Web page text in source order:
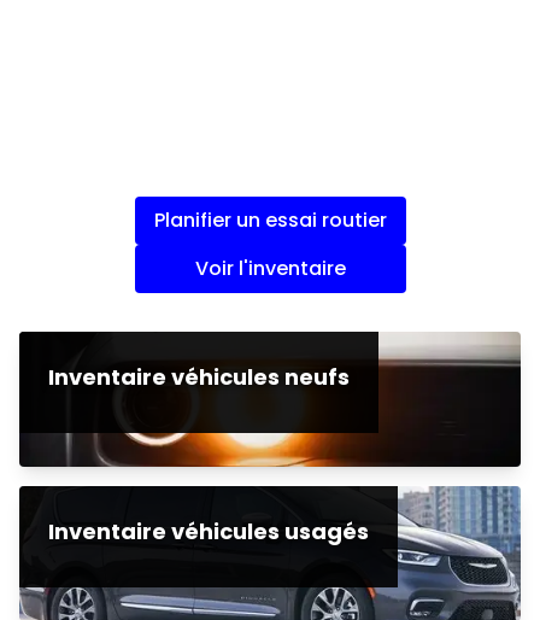
Planifier un essai routier
Voir l'inventaire
Inventaire véhicules neufs
Inventaire véhicules usagés